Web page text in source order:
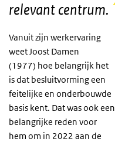
relevant centrum.
Vanuit zijn werkervaring
weet Joost Damen
(1977) hoe belangrijk het
is dat besluitvorming een
feitelijke en onderbouwde
basis kent. Datwas ook een
belangrijke reden voor
hem om in 2022 aan de